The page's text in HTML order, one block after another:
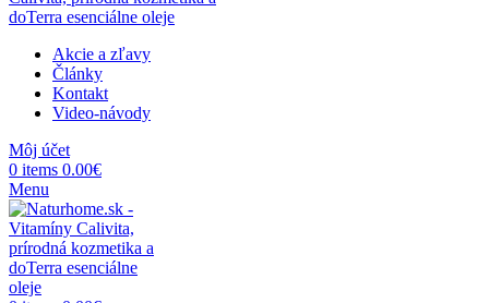
Akcie a zľavy
Články
Kontakt
Video-návody
Môj účet
0 items 0.00€
Menu